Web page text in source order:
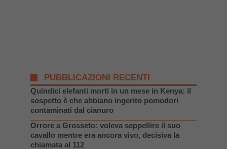
PUBBLICAZIONI RECENTI
Quindici elefanti morti in un mese in Kenya: il
sospetto è che abbiano ingerito pomodori
contaminati dal cianuro
Orrore a Grosseto: voleva seppellire il suo
cavallo mentre era ancora vivo, decisiva la
chiamata al 112